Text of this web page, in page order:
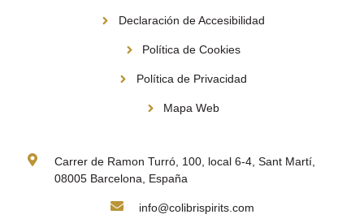
Declaración de Accesibilidad
Política de Cookies
Política de Privacidad
Mapa Web
Carrer de Ramon Turró, 100, local 6-4, Sant Martí,
08005 Barcelona, España
info@colibrispirits.com